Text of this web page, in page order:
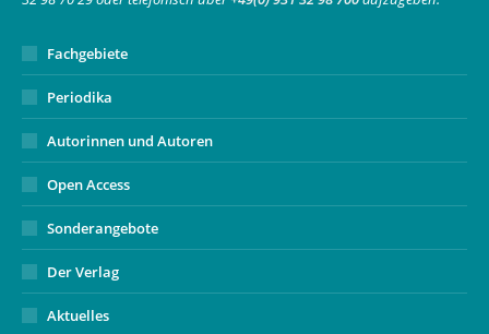
window
Fachgebiete
Periodika
Autorinnen und Autoren
Open Access
Sonderangebote
Der Verlag
Aktuelles